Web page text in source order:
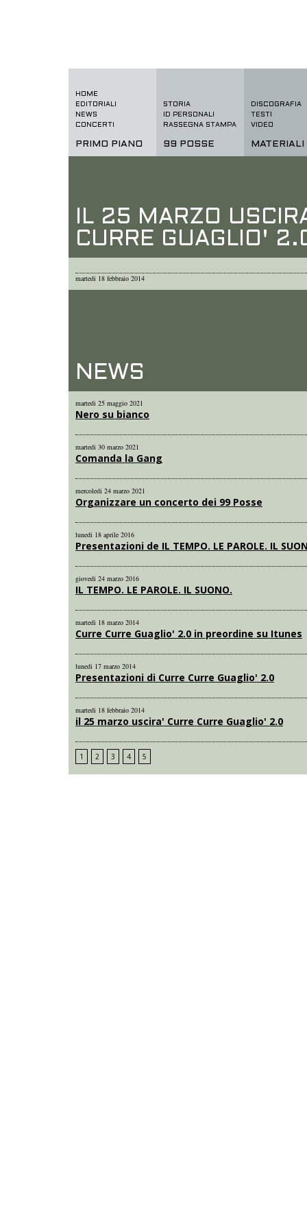
HOME
EDITORIALI
NEWS
CONCERTI
PRIMO PIANO
STORIA
ID PERSONALI
RASSEGNA STAMPA
99 POSSE
DISCOGRAFIA
TESTI
VIDEO
MATERIALI
IL 25 MARZO
CURRE GUAGLIO'
martedi 18 febbraio 2014
NEWS
martedi 25 maggio 2021
Nero su bianco
martedi 30 marzo 2021
Comanda la Gang
mercoledi 24 marzo 2021
Organizzare un concerto dei 99 Posse
lunedi 18 aprile 2016
Presentazioni de IL TEMPO. LE PAROLE. IL
giovedi 24 marzo 2016
IL TEMPO. LE PAROLE. IL SUONO.
martedi 18 marzo 2014
Curre Curre Guaglio' 2.0 in preordine su Itunes
lunedi 17 marzo 2014
Presentazioni di Curre Curre Guaglio' 2.0
martedi 18 febbraio 2014
il 25 marzo uscira' Curre Curre Guaglio' 2.0
1 2 3 4 5